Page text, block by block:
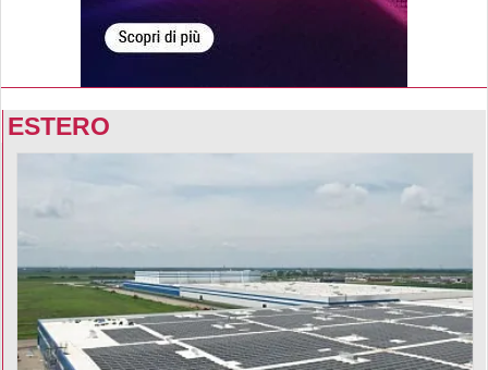
ESTERO